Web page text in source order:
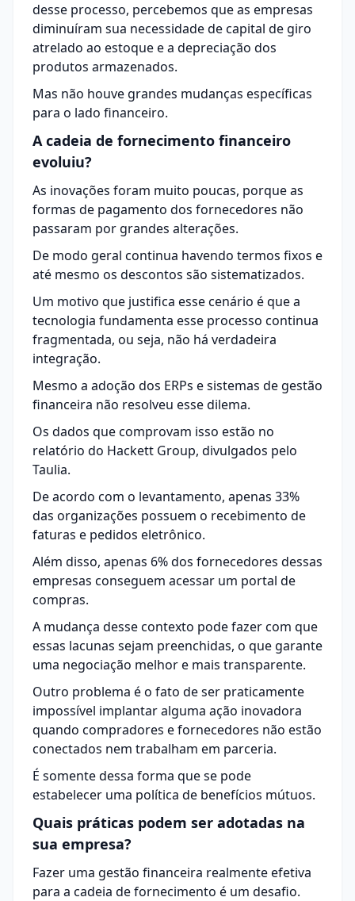
desse processo, percebemos que as empresas
diminuíram sua necessidade de capital de giro
atrelado ao estoque e a depreciação dos
produtos armazenados.
Mas não houve grandes mudanças específicas
para o lado financeiro.
A cadeia de fornecimento financeiro
evoluiu?
As inovações foram muito poucas, porque as
formas de pagamento dos fornecedores não
passaram por grandes alterações.
De modo geral continua havendo termos fixos e
até mesmo os descontos são sistematizados.
Um motivo que justifica esse cenário é que a
tecnologia fundamenta esse processo continua
fragmentada, ou seja, não há verdadeira
integração.
Mesmo a adoção dos ERPs e sistemas de gestão
financeira não resolveu esse dilema.
Os dados que comprovam isso estão no
relatório do Hackett Group, divulgados pelo
Taulia.
De acordo com o levantamento, apenas 33%
das organizações possuem o recebimento de
faturas e pedidos eletrônico.
Além disso, apenas 6% dos fornecedores dessas
empresas conseguem acessar um portal de
compras.
A mudança desse contexto pode fazer com que
essas lacunas sejam preenchidas, o que garante
uma negociação melhor e mais transparente.
Outro problema é o fato de ser praticamente
impossível implantar alguma ação inovadora
quando compradores e fornecedores não estão
conectados nem trabalham em parceria.
É somente dessa forma que se pode
estabelecer uma política de benefícios mútuos.
Quais práticas podem ser adotadas na
sua empresa?
Fazer uma gestão financeira realmente efetiva
para a cadeia de fornecimento é um desafio.